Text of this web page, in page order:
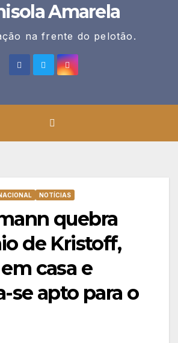
Amarela
na frente do pelotão.
NOTÍCIAS
quebra
de Kristoff,
casa e
se apto para o